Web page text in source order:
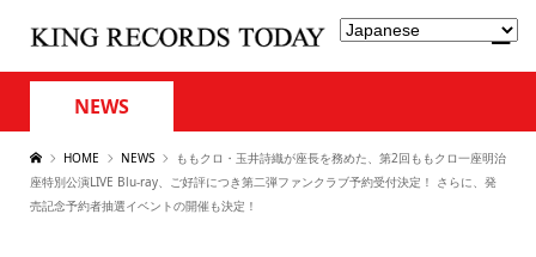
NEWS
HOME NEWS
ももクロ・玉井詩織が座長を務めた、第2回ももクロ一座明治
座特別公演LIVE Blu-ray、ご好評につき第二弾ファンクラブ予約受付決定！ さらに、発
売記念予約者抽選イベントの開催も決定！